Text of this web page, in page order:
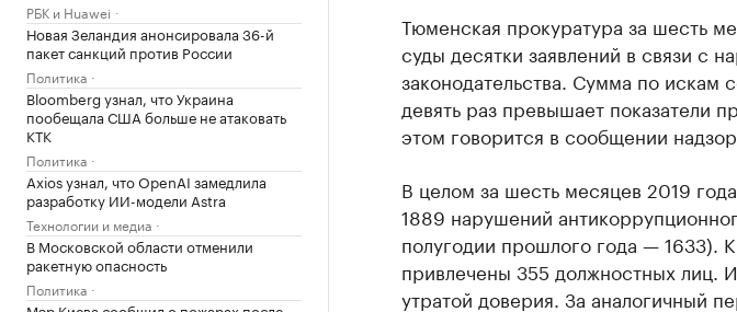
РБК и Huawei
Новая Зеландия анонсировала 36-й
пакет санкций против России
Политика
Bloomberg узнал, что Украина
пообещала США больше не атаковать
КТК
Политика
Axios узнал, что OpenAI замедлила
разработку ИИ-модели Astra
Технологии и медиа
В Московской области отменили
ракетную опасность
Политика
Тюменская прокуратура за шесть
суды десятки заявлений в связи с
законодательства. Сумма по искам
девять раз превышает показатели
этом говорится в сообщении
В целом за шесть месяцев 2019
1889 нарушений
полугодии прошлого года — 1633).
привлечены 355 должностных лиц.
утратой доверия. За аналогичный